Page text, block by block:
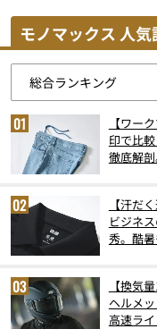
モノマックス 人
【ワー
印で比
徹底解
【汗だ
ビジネ
秀。酷
【換気
ヘルメ
高速ラ